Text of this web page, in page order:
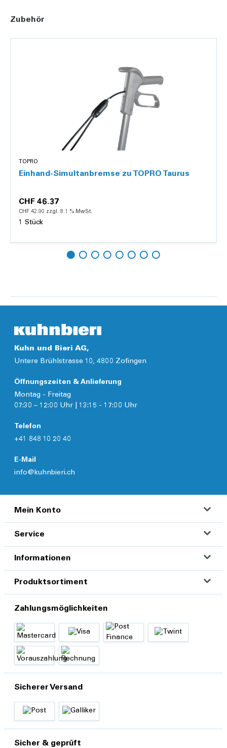
Zubehör
TOPRO
Einhand-Simultanbremse zu TOPRO Taurus
CHF 46.37
CHF 42.90 zzgl. 8.1 % MwSt.
1 Stück
Kuhn und Bieri AG,
Untere Brühlstrasse 10, 4800 Zofingen
Öffnungszeiten & Anlieferung
Montag - Freitag
07:30 – 12:00 Uhr | 13:15 - 17:00 Uhr
Telefon
+41 848 10 20 40
E-Mail
info@kuhnbieri.ch
Mein Konto
Service
Informationen
Produktsortiment
Zahlungsmöglichkeiten
Sicherer Versand
Sicher & geprüft